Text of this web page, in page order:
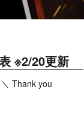
※2/20更新
Thank you